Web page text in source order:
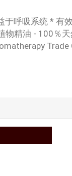
呼吸系统 * 有
物精油 - 100％
Trade